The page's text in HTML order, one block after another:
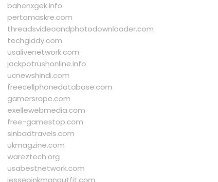
bahenxgek.info
pertamaskre.com
threadsvideoandphotodownloader.com
techgiddy.com
usalivenetwork.com
jackpotrushonline.info
ucnewshindi.com
freecellphonedatabase.com
gamersrope.com
exellewebmedia.com
free-gamestop.com
sinbadtravels.com
ukmagzine.com
wareztech.org
usabestnetwork.com
jessepinkmanoutfit.com